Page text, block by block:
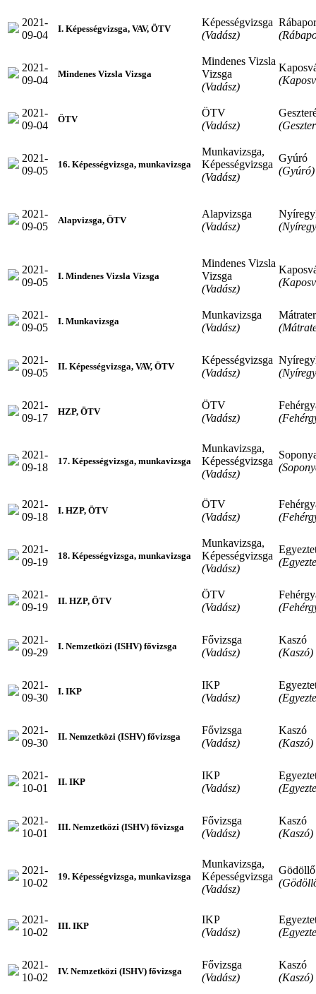
2021-
09-04
I. Képességvizsga, VAV, ÖTV
Képességvizsga
(Vadász)
2021-
09-04
Mindenes Vizsla Vizsga
Mindenes Vizsla
Vizsga
(Vadász)
2021-
09-04
ÖTV
ÖTV
(Vadász)
2021-
09-05
16. Képességvizsga, munkavizsga
Munkavizsga,
Képességvizsga
(Vadász)
Gyúró
(Gyúró)
2021-
09-05
Alapvizsga, ÖTV
Alapvizsga
(Vadász)
2021-
09-05
I. Mindenes Vizsla Vizsga
Mindenes Vizsla
Vizsga
(Vadász)
2021-
09-05
I. Munkavizsga
Munkavizsga
(Vadász)
2021-
09-05
II. Képességvizsga, VAV, ÖTV
Képességvizsga
(Vadász)
2021-
09-17
HZP, ÖTV
ÖTV
(Vadász)
2021-
09-18
17. Képességvizsga, munkavizsga
Munkavizsga,
Képességvizsga
(Vadász)
2021-
09-18
I. HZP, ÖTV
ÖTV
(Vadász)
2021-
09-19
18. Képességvizsga, munkavizsga
Munkavizsga,
Képességvizsga
(Vadász)
2021-
09-19
II. HZP, ÖTV
ÖTV
(Vadász)
2021-
09-29
I. Nemzetközi (ISHV) fővizsga
Fővizsga
(Vadász)
Kaszó
(Kaszó)
2021-
09-30
I. IKP
IKP
(Vadász)
2021-
09-30
II. Nemzetközi (ISHV) fővizsga
Fővizsga
(Vadász)
Kaszó
(Kaszó)
2021-
10-01
II. IKP
IKP
(Vadász)
2021-
10-01
III. Nemzetközi (ISHV) fővizsga
Fővizsga
(Vadász)
Kaszó
(Kaszó)
2021-
10-02
19. Képességvizsga, munkavizsga
Munkavizsga,
Képességvizsga
(Vadász)
Gödöllő
2021-
10-02
III. IKP
IKP
(Vadász)
2021-
10-02
IV. Nemzetközi (ISHV) fővizsga
Fővizsga
(Vadász)
Kaszó
(Kaszó)